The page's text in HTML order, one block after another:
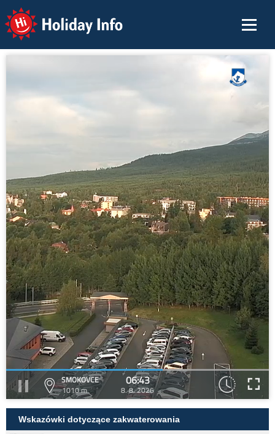
Holiday Info
SMOKOVCE
1010 m
06:43
8. 8. 2026
Wskazówki dotyczące zakwaterowania